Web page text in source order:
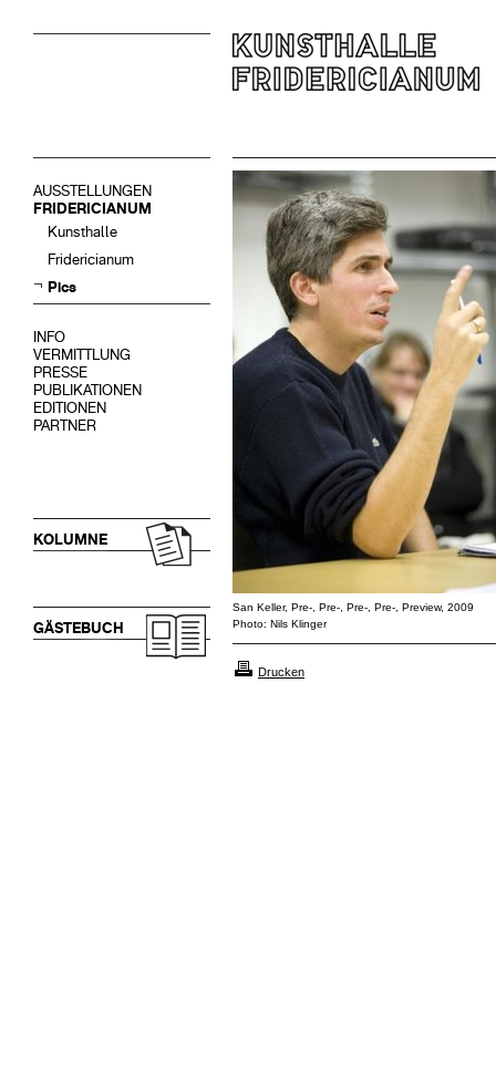
AUSSTELLUNGEN
FRIDERICIANUM
Kunsthalle
Fridericianum
Pics
INFO
VERMITTLUNG
PRESSE
PUBLIKATIONEN
EDITIONEN
PARTNER
KOLUMNE
GÄSTEBUCH
San Keller, Pre-, Pre-, Pre-, Pre-, Preview, 2009
Photo: Nils Klinger
Drucken